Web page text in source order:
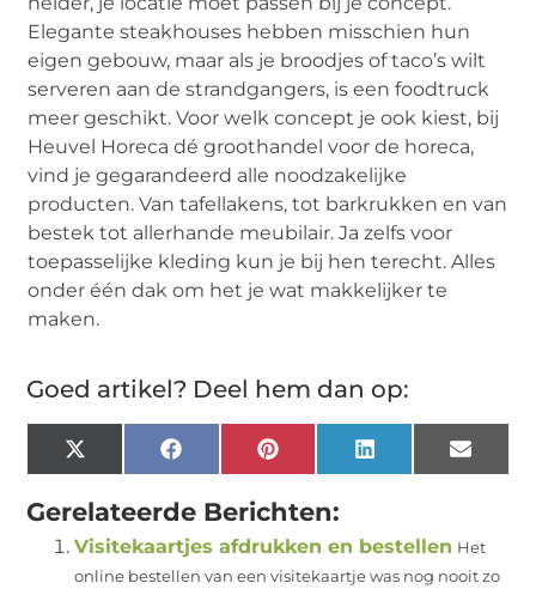
Elegante steakhouses hebben misschien hun
eigen gebouw, maar als je broodjes of taco’s wilt
serveren aan de strandgangers, is een foodtruck
meer geschikt. Voor welk concept je ook kiest, bij
Heuvel Horeca dé groothandel voor de horeca,
vind je gegarandeerd alle noodzakelijke
producten. Van tafellakens, tot barkrukken en van
bestek tot allerhande meubilair. Ja zelfs voor
toepasselijke kleding kun je bij hen terecht. Alles
onder één dak om het je wat makkelijker te
maken.
Goed artikel? Deel hem dan op:
X
(Twitter)
FacebookPinterest LinkedIn Email
Gerelateerde Berichten:
Visitekaartjes afdrukken en bestellen Het
online bestellen van een visitekaartje was nog nooit zo